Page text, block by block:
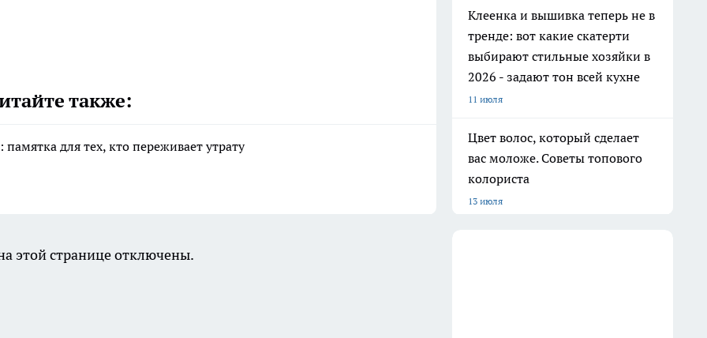
также:
для тех, кто переживает утрату
Клеенка и вышивка теперь не в
тренде: вот какие скатерти
выбирают стильные хозяйки в
2026 - задают тон всей кухне
11 июля
этой странице отключены.